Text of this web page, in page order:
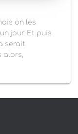
on les
jour. Et puis
serait
alors,